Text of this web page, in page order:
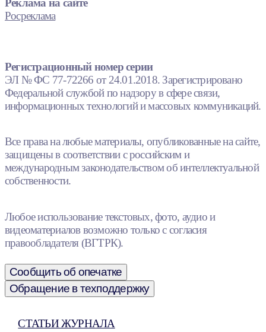
Реклама на сайте
Росреклама
Регистрационный номер серии
ЭЛ № ФС 77-72266 от 24.01.2018. Зарегистрировано
Федеральной службой по надзору в сфере связи,
информационных технологий и массовых коммуникаций.
Все права на любые материалы, опубликованные на сайте,
защищены в соответствии с российским и
международным законодательством об интеллектуальной
собственности.
Любое использование текстовых, фото, аудио и
видеоматериалов возможно только с согласия
правообладателя (ВГТРК).
Сообщить об опечатке
Обращение в техподдержку
СТАТЬИ ЖУРНАЛА